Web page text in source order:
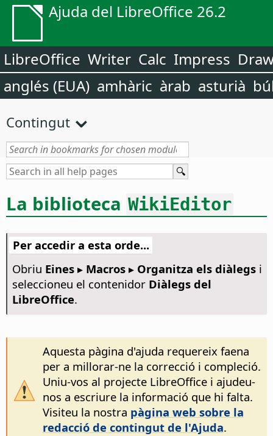
Ajuda del LibreOffice 26.2
LibreOffice Writer Calc Impress
anglés (EUA) amhàric àrab asturià
Contingut
La biblioteca WikiEditor
Per accedir a esta orde...
Obriu Eines ▸ Macros ▸ Organitza els diàlegsi
seleccioneu el contenidor Diàlegs del
LibreOffice.
Aquesta pàgina d'ajuda requereix faena
per a millorar-ne la correcció i compleció.
Uniu-vos al projecte LibreOffice i ajudeu-
nos a escriure la informació que hi falta.
Visiteu la nostra pàgina web sobre la
redacció de contingut de l'Ajuda.